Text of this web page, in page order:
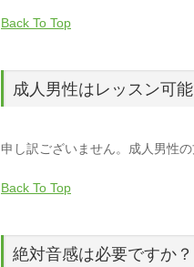
Back To Top
成人男性はレッスン可
申し訳ございません。成人男性
Back To Top
絶対音感は必要ですか？